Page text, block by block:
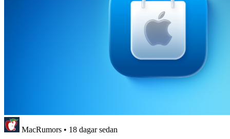
MacRumors • 18 dagar sedan